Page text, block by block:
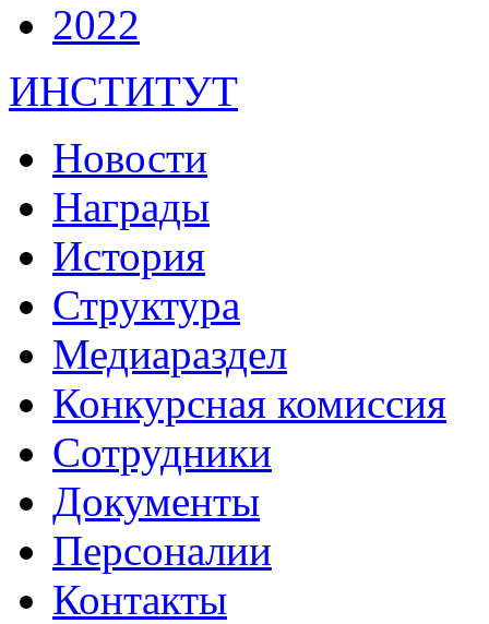
2022
ИНСТИТУТ
Новости
Награды
История
Структура
Медиараздел
Конкурсная комиссия
Сотрудники
Документы
Персоналии
Контакты